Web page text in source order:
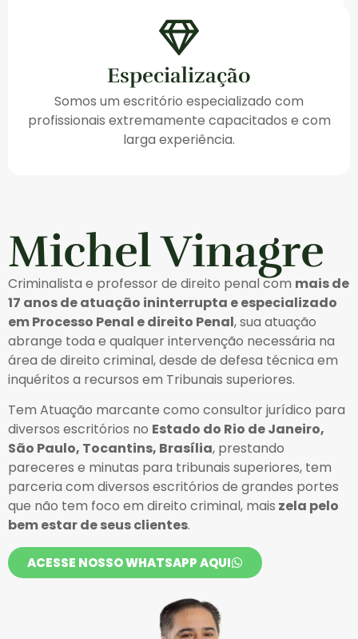
Especialização
Somos um escritório especializado com
profissionais extremamente capacitados e com
larga experiência.
Michel Vinagre
Criminalista e professor de direito penal com mais de
17 anos de atuação ininterrupta e especializado
em Processo Penal e direito Penal, sua atuação
abrange toda e qualquer intervenção necessária na
área de direito criminal, desde de defesa técnica em
inquéritos a recursos em Tribunais superiores.
Tem Atuação marcante como consultor jurídico para
diversos escritórios no Estado do Rio de Janeiro,
São Paulo, Tocantins, Brasília, prestando
pareceres e minutas para tribunais superiores, tem
parceria com diversos escritórios de grandes portes
que não tem foco em direito criminal, mais zela pelo
bem estar de seus clientes.
ACESSE NOSSO WHATSAPP AQUI